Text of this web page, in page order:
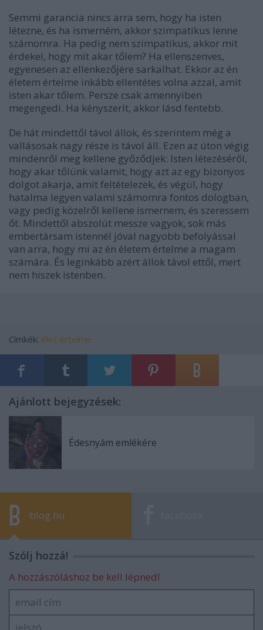
Semmi garancia nincs arra sem, hogy ha isten
létezne, és ha ismerném, akkor szimpatikus lenne
számomra. Ha pedig nem szimpatikus, akkor mit
érdekel, hogy mit akar tőlem? Ha ellenszenves,
egyenesen az ellenkezőjére sarkalhat. Ekkor az én
életem értelme inkább ellentétes volna azzal, amit
isten akar tőlem. Persze csak amennyiben
megengedi. Ha kényszerít, akkor lásd fentebb.
De hát mindettől távol állok, és szerintem még a
vallásosak nagy része is távol áll. Ezen az úton végig
mindenről meg kellene győződjek: Isten létezéséről,
hogy akar tőlünk valamit, hogy azt az egy bizonyos
dolgot akarja, amit feltételezek, és végül, hogy
hatalma legyen valami számomra fontos dologban,
vagy pedig közelről kellene ismernem, és szeressem
őt. Mindettől abszolút messze vagyok, sok más
embertársam istennél jóval nagyobb befolyással
van arra, hogy mi az én életem értelme a magam
számára. És leginkább azért állok távol ettől, mert
nem hiszek istenben.
Címkék: élet értelme
Ajánlott bejegyzések:
Édesnyám emlékére
blog.hu
Szólj hozzá!
A hozzászóláshoz be kell lépned!